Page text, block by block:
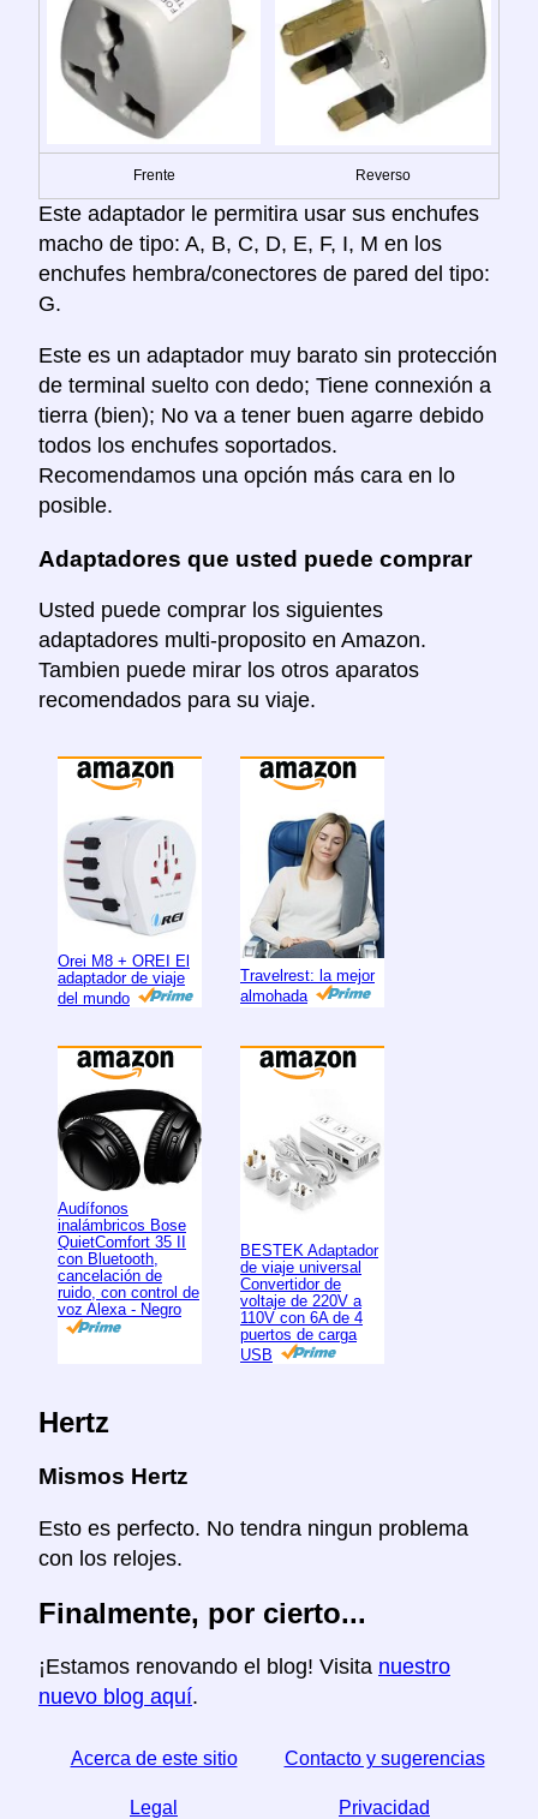
Frente Reverso
Este adaptador le permitira usar sus enchufes
macho de tipo: A, B, C, D, E, F, I, M en los
enchufes hembra/conectores de pared del tipo:
G.
Este es un adaptador muy barato sin protección
de terminal suelto con dedo; Tiene connexión a
tierra (bien); No va a tener buen agarre debido
todos los enchufes soportados.
Recomendamos una opción más cara en lo
posible.
Adaptadores que usted puede comprar
Usted puede comprar los siguientes
adaptadores multi-proposito en Amazon.
Tambien puede mirar los otros aparatos
recomendados para su viaje.
Orei M8 + OREI El
adaptador de viaje
del mundo
Travelrest: la mejor
almohada
Audífonos
inalámbricos Bose
QuietComfort 35 II
con Bluetooth,
cancelación de
ruido, con control de
voz Alexa - Negro
BESTEK Adaptador
de viaje universal
Convertidor de
voltaje de 220V a
110V con 6A de 4
puertos de carga
USB
Hertz
Mismos Hertz
Esto es perfecto. No tendra ningun problema
con los relojes.
Finalmente, por cierto...
¡Estamos renovando el blog! Visita nuestro
nuevo blog aquí.
Acerca de este sitio Contacto y sugerencias
Legal Privacidad